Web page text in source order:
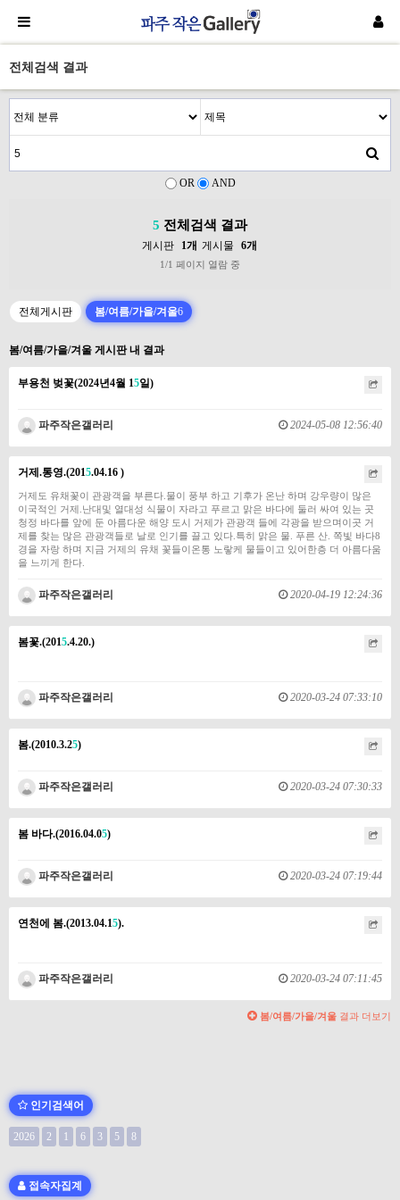
전체검색 결과
OR AND
5 전체검색 결과
게시판 1개 게시물 6개
1/1 페이지 열람 중
전체게시판 봄/여름/가을/겨울6
봄/여름/가을/겨울 게시판 내 결과
부용천 벚꽃(2024년4월 15일)
파주작은갤러리 2024-05-08 12:56:40
거제.통영.(2015.04.16 )
거제도 유채꽃이 관광객을 부른다.물이 풍부 하고 기후가 온난 하며 강우량이 많은
이국적인 거제.난대및 열대성 식물이 자라고 푸르고 맑은 바다에 둘러 싸여 있는 곳
청정 바다를 앞에 둔 아름다운 해양 도시 거제가 관광객 들에 각광을 받으며이곳 거
제를 찾는 많은 관광객들로 날로 인기를 끌고 있다.특히 맑은 물. 푸른 산. 쪽빛 바다8
경을 자랑 하며 지금 거제의 유채 꽃들이온통 노랗케 물들이고 있어한층 더 아름다움
을 느끼게 한다.​​​
파주작은갤러리 2020-04-19 12:24:36
봄꽃.(2015.4.20.)
파주작은갤러리 2020-03-24 07:33:10
봄.(2010.3.25)
파주작은갤러리 2020-03-24 07:30:33
봄 바다.(2016.04.05)
파주작은갤러리 2020-03-24 07:19:44
연천에 봄.(2013.04.15).
파주작은갤러리 2020-03-24 07:11:45
봄/여름/가을/겨울 결과 더보기
인기검색어
2026 2 1 6 3 5 8
접속자집계